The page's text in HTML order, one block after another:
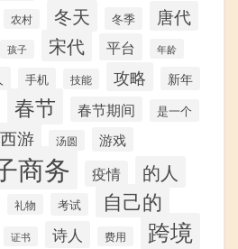
农村 冬天 冬季 唐代
孩子 宋代 平台 年龄
手机 技能 攻略 新年
春节 春节期间 是一个
游 汤圆 游戏
商务 疫情 的人
礼物 考试 自己的
证书 诗人 费用 跨境